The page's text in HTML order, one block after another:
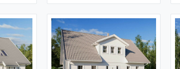
finns
allrum
i
Planlösningen är öppen men
köket har här placerats mot
baksidan och vardagsrummet
mot entrésidan. En trappa upp
har klädkammaren blivit nära
dubbelt så stor.